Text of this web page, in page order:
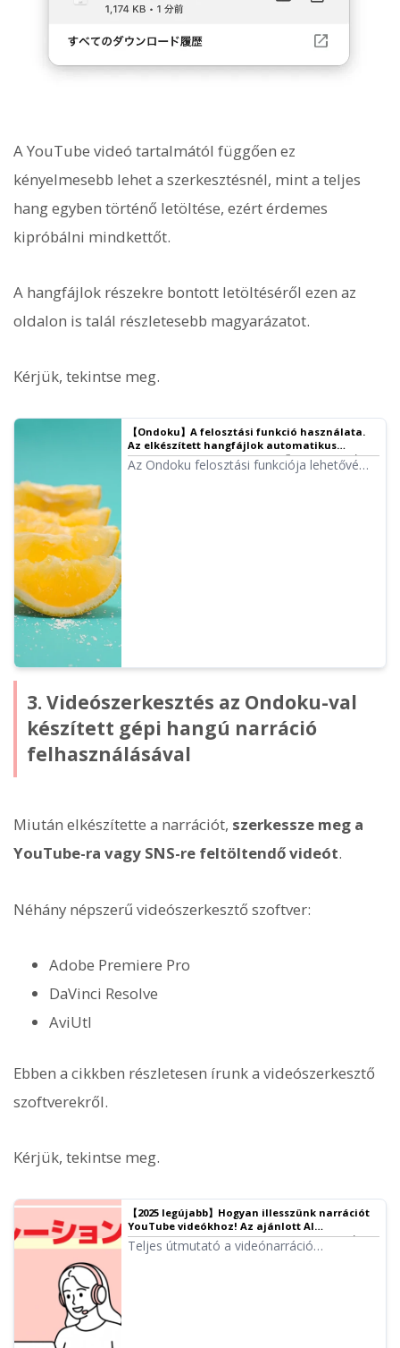
A YouTube videó tartalmától függően ez
kényelmesebb lehet a szerkesztésnél, mint a teljes
hang egyben történő letöltése, ezért érdemes
kipróbálni mindkettőt.
A hangfájlok részekre bontott letöltéséről ezen az
oldalon is talál részletesebb magyarázatot.
Kérjük, tekintse meg.
【Ondoku】A felosztási funkció használata.
Az elkészített hangfájlok automatikus
felosztása meghatározott időközönként.｜
Ondoku szövegfelolvasó szoftver
Az Ondoku felosztási funkciója lehetővé
3. Videószerkesztés az Ondoku-val
készített gépi hangú narráció
felhasználásával
Miután elkészítette a narrációt, szerkessze meg a
YouTube-ra vagy SNS-re feltöltendő videót.
Néhány népszerű videószerkesztő szoftver:
Adobe Premiere Pro
DaVinci Resolve
AviUtl
Ebben a cikkben részletesen írunk a videószerkesztő
szoftverekről.
Kérjük, tekintse meg.
【2025 legújabb】Hogyan illesszünk narrációt
YouTube videókhoz! Az ajánlott AI
alkalmazásoktól a felvételi módszerekig｜
Ondoku szövegfelolvasó szoftver
Teljes útmutató a videónarráció